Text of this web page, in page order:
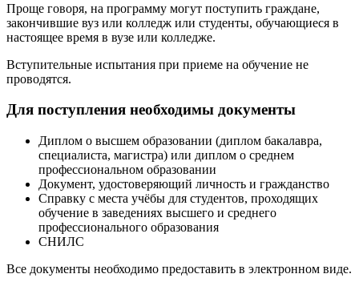
Проще говоря, на программу могут поступить граждане,
закончившие вуз или колледж или студенты, обучающиеся в
настоящее время в вузе или колледже.
Вступительные испытания при приеме на обучение не
проводятся.
Для поступления необходимы документы
Диплом о высшем образовании (диплом бакалавра,
специалиста, магистра) или диплом о среднем
профессиональном образовании
Документ, удостоверяющий личность и гражданство
Справку с места учёбы для студентов, проходящих
обучение в заведениях высшего и среднего
профессионального образования
СНИЛС
Все документы необходимо предоставить в электронном виде.